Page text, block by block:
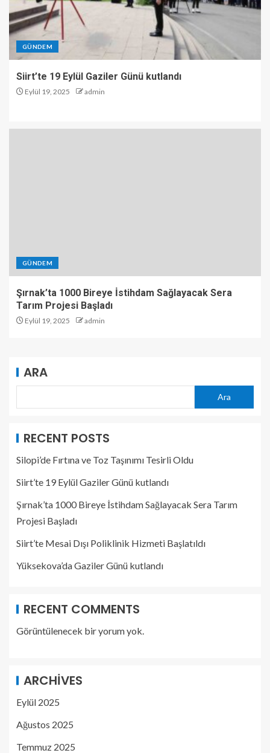
GÜNDEM
Siirt’te 19 Eylül Gaziler Günü kutlandı
Eylül 19, 2025 admin
GÜNDEM
Şırnak’ta 1000 Bireye İstihdam Sağlayacak Sera
Tarım Projesi Başladı
Eylül 19, 2025 admin
ARA
Ara
RECENT POSTS
Silopi’de Fırtına ve Toz Taşınımı Tesirli Oldu
Siirt’te 19 Eylül Gaziler Günü kutlandı
Şırnak’ta 1000 Bireye İstihdam Sağlayacak Sera Tarım
Projesi Başladı
Siirt’te Mesai Dışı Poliklinik Hizmeti Başlatıldı
Yüksekova’da Gaziler Günü kutlandı
RECENT COMMENTS
Görüntülenecek bir yorum yok.
ARCHIVES
Eylül 2025
Ağustos 2025
Temmuz 2025